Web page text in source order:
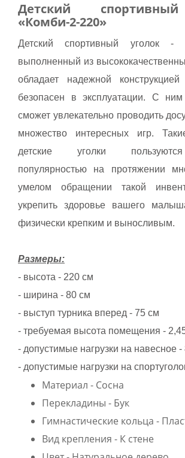
Детский
«Комби-2-220»
Детский спортивный уголок -
выполненный из
обладает надежной
безопасен в эксплуатации. С
сможет увлекательно проводить
множество интересных игр.
детские уголки
популярностью на протяжении
умелом обращении такой
укрепить здоровье вашего
физически крепким и выносливым.
Размеры:
- высота - 220 см
- ширина - 80 см
- выступ турника вперед - 75 см
- требуемая высота помещения -
- допустимые нагрузки на навесное -
- допустимые нагрузки на
Материал - Сосна
Перекладины - Бук
Гимнастические кольца -
Вид крепления - К стене